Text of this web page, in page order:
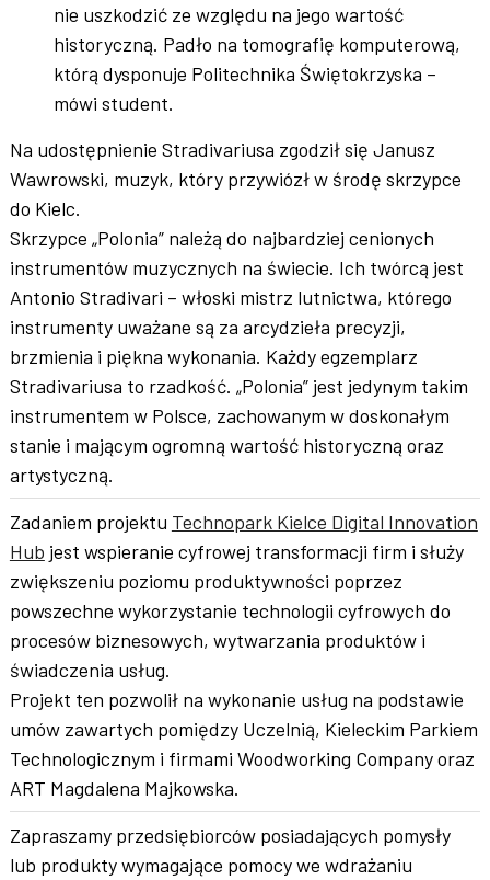
nie uszkodzić ze względu na jego wartość
historyczną. Padło na tomografię komputerową,
którą dysponuje Politechnika Świętokrzyska –
mówi student.
Na udostępnienie Stradivariusa zgodził się Janusz
Wawrowski, muzyk, który przywiózł w środę skrzypce
do Kielc.
Skrzypce „Polonia” należą do najbardziej cenionych
instrumentów muzycznych na świecie. Ich twórcą jest
Antonio Stradivari – włoski mistrz lutnictwa, którego
instrumenty uważane są za arcydzieła precyzji,
brzmienia i piękna wykonania. Każdy egzemplarz
Stradivariusa to rzadkość. „Polonia” jest jedynym takim
instrumentem w Polsce, zachowanym w doskonałym
stanie i mającym ogromną wartość historyczną oraz
artystyczną.
Zadaniem projektu Technopark Kielce Digital Innovation
Hub jest wspieranie cyfrowej transformacji firm i służy
zwiększeniu poziomu produktywności poprzez
powszechne wykorzystanie technologii cyfrowych do
procesów biznesowych, wytwarzania produktów i
świadczenia usług.
Projekt ten pozwolił na wykonanie usług na podstawie
umów zawartych pomiędzy Uczelnią, Kieleckim Parkiem
Technologicznym i firmami Woodworking Company oraz
ART Magdalena Majkowska.
Zapraszamy przedsiębiorców posiadających pomysły
lub produkty wymagające pomocy we wdrażaniu